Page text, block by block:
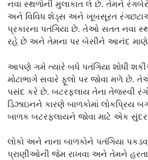
નવા સ્થળોની મુલાકાત લે છે. તેમને
અને વિવિધ શેડ્સ અને ખૂબસૂરત
પ્રકારના પતંગિયા છે. તેઓ સતત નવા
રહે છે અને તેમના પર બેસીને આનંદ
આપણે ગમે ત્યારે બધે પતંગિયા શોધી
મોટાભાગે સવારે ફૂલો પર જોવા મળે છે.
પસંદ કરે છે. બટરફ્લાય તેના તેજસ્વી
ડિઝાઇનને કારણે બાળકોમાં લોકપ્રિય
બાળક બટરફ્લાયને જોવા માટે એક
લોકો અને નાના બાળકોને પતંગિયા
પ્રાણીઓની જેમ રાખવા અને તેમને હરતા